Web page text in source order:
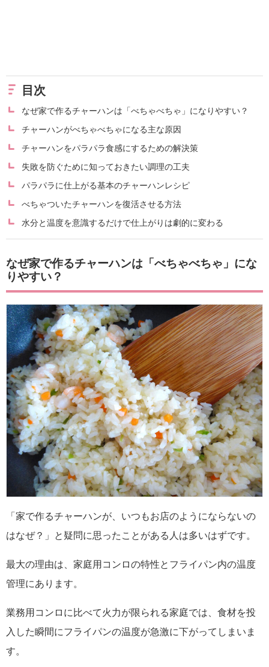
目次
なぜ家で作るチャーハンは「べちゃべちゃ」になりやすい？
チャーハンがべちゃべちゃになる主な原因
チャーハンをパラパラ食感にするための解決策
失敗を防ぐために知っておきたい調理の工夫
パラパラに仕上がる基本のチャーハンレシピ
べちゃついたチャーハンを復活させる方法
水分と温度を意識するだけで仕上がりは劇的に変わる
なぜ家で作るチャーハンは「べちゃべちゃ」にな
りやすい？
「家で作るチャーハンが、いつもお店のようにならないの
はなぜ？」と疑問に思ったことがある人は多いはずです。
最大の理由は、家庭用コンロの特性とフライパン内の温度
管理にあります。
業務用コンロに比べて火力が限られる家庭では、食材を投
入した瞬間にフライパンの温度が急激に下がってしまいま
す。